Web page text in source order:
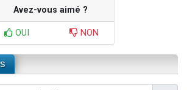
Avez-vous aimé ?
OUI NON